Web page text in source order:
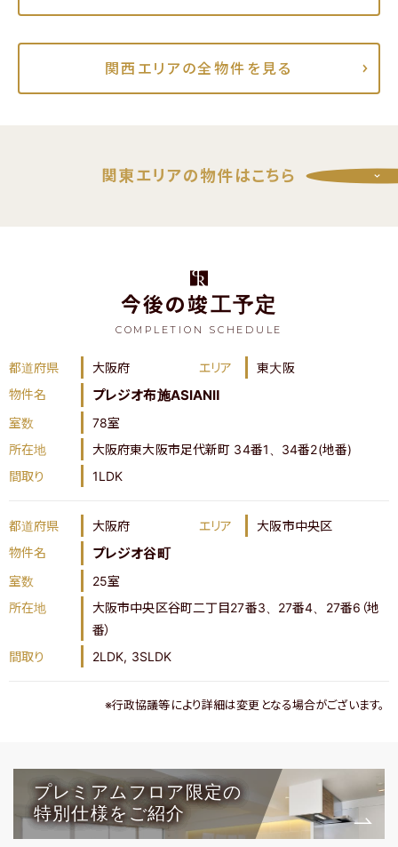
関西エリアの全物件を見る
関東エリアの物件はこちら
今後の竣工予定
COMPLETION SCHEDULE
都道府県 大阪府 エリア
東大阪
物件名
プレジオ布施ASIANⅡ
室数
78室
所在地
大阪府東大阪市足代新町 34番1、34番2(地番)
間取り
1LDK
都道府県 大阪府 エリア
大阪市中央区
物件名
プレジオ谷町
室数
25室
所在地
大阪市中央区谷町二丁目27番3、27番4、27番6（地
番）
間取り
2LDK, 3SLDK
※行政協議等により詳細は変更となる場合がございます。
プレミアムフロア限定の
特別仕様をご紹介